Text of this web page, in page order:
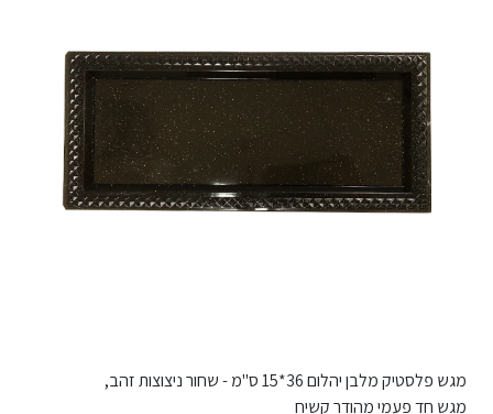
מגש פלסטיק מלבן יהלום 36*15 ס"מ - שחור ניצוצות זהב,
מגש חד פעמי מהודר קשיח